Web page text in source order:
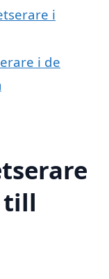
i
i de
till